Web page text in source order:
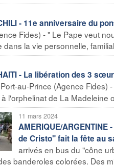
- 11e anniversaire du
Fides) - " Le Pape veut
dans la vie personnelle,
- La libération des 3
Port-au-Prince (Agence
l'orphelinat de La Madeleine
11 mars 2024
AMERIQUE/
de Cristo" fait la fête au
arrivés en bus du "cône
banderoles colorées. Des